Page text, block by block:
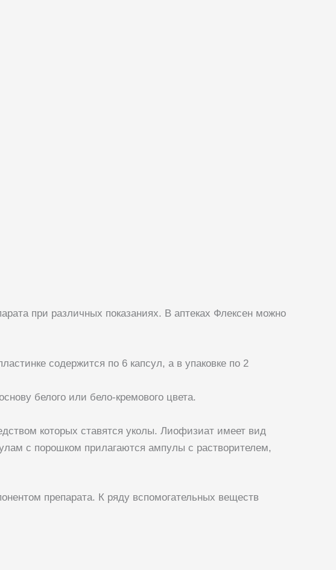
при различных показаниях. В аптеках Флексен можно
содержится по 6 капсул, а в упаковке по 2
белого или бело-кремового цвета.
которых ставятся уколы. Лиофизиат имеет вид
с порошком прилагаются ампулы с растворителем,
препарата. К ряду вспомогательных веществ